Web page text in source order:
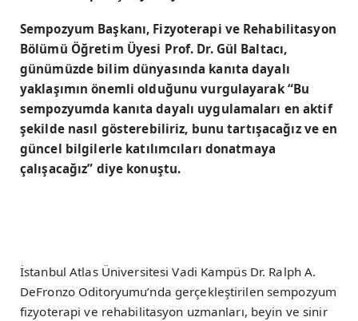
Sempozyum Başkanı, Fizyoterapi ve Rehabilitasyon
Bölümü Öğretim Üyesi Prof. Dr. Gül Baltacı,
günümüzde bilim dünyasında kanıta dayalı
yaklaşımın önemli olduğunu vurgulayarak “Bu
sempozyumda kanıta dayalı uygulamaları en aktif
şekilde nasıl gösterebiliriz, bunu tartışacağız ve en
güncel bilgilerle katılımcıları donatmaya
çalışacağız” diye konuştu.
İstanbul Atlas Üniversitesi Vadi Kampüs Dr. Ralph A.
DeFronzo Oditoryumu’nda gerçekleştirilen sempozyum
fizyoterapi ve rehabilitasyon uzmanları, beyin ve sinir